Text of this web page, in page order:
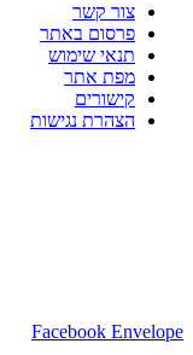
צור קשר
פרסום באתר
תנאי שימוש
מפת אתר
קישורים
הצהרת נגישות
Facebook